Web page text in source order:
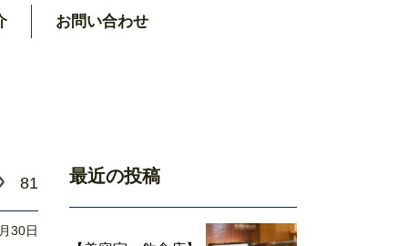
お問い合わせ
81
30日
最近の投稿